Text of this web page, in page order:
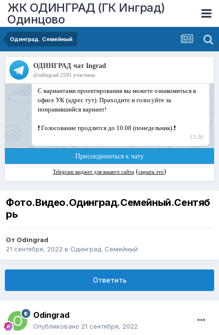
ЖК ОДИНГРАД (ГК Инград)
Одинцово
Одинград. Семейный
Фото.Видео.Одинград.Семейный.Сентяб
рь
От Odingrad
21 сентября, 2022 в Одинград. Семейный
Ответить
Odingrad
Опубликовано 21 сентября, 2022